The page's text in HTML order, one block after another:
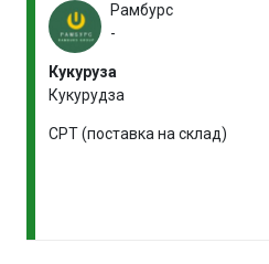
Рамбурс
-
Кукуруза
Кукурудза
CPT (поставка на склад)